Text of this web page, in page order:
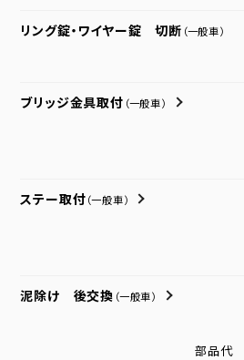
リング錠・ワイヤー錠 切断 （一般車）
ブリッジ金具取付 （一般車）
ステー取付 （一般車）
泥除け 後交換 （一般車）
部品代